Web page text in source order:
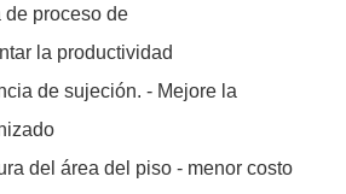
de proceso de
la productividad
de sujeción. - Mejore la
del área del piso - menor costo